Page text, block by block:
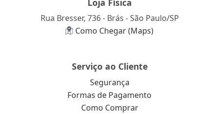
Rua Bresser, 736 - Brás - São Paulo/SP
Como Chegar (Maps)
Serviço ao Cliente
Segurança
Formas de Pagamento
Como Comprar